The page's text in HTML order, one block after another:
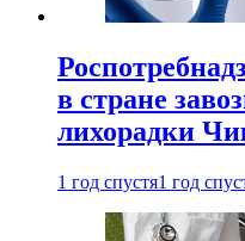
в стране
лихорадки
1 год спустя1 год